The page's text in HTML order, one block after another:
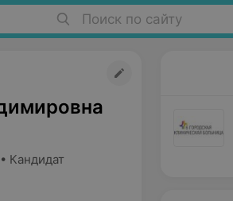
Поиск по сайту
Кандидат